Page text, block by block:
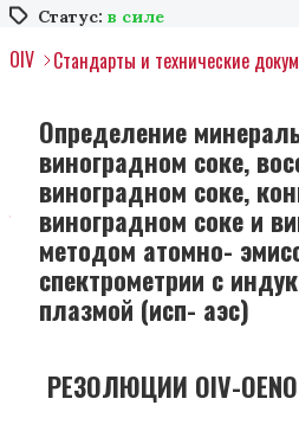
Статус: в силе
OIV Стандарты и технические
Oпределение
виноградном соке,
виноградном соке,
виноградном соке и
методом атомно-
спектрометрии с
плазмой (исп- аэс)
РЕЗОЛЮЦИИ OIV-